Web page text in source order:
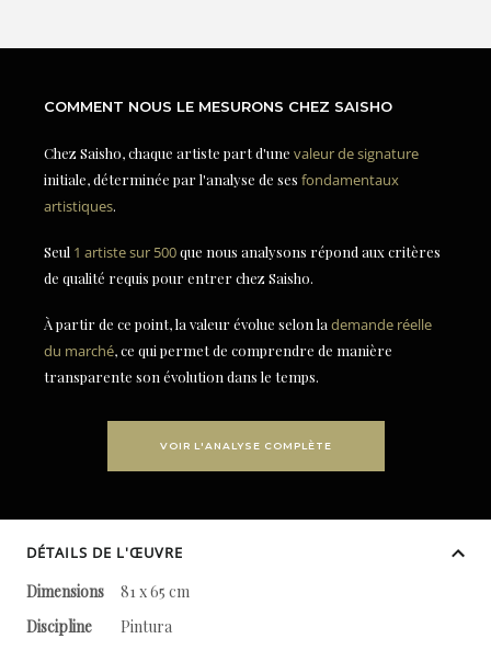
COMMENT NOUS LE MESURONS CHEZ SAISHO
Chez Saisho, chaque artiste part d'une valeur de signature
initiale, déterminée par l'analyse de ses fondamentaux
artistiques.
Seul 1 artiste sur 500que nous analysons répond aux critères
de qualité requis pour entrer chez Saisho.
À partir de ce point, la valeur évolue selon la demande réelle
du marché, ce qui permet de comprendre de manière
transparente son évolution dans le temps.
VOIR L'ANALYSE COMPLÈTE
DÉTAILS DE L'ŒUVRE
Dimensions
81 x 65 cm
Discipline
Pintura